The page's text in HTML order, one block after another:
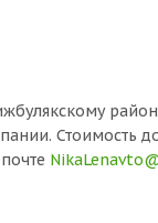
Стоимость